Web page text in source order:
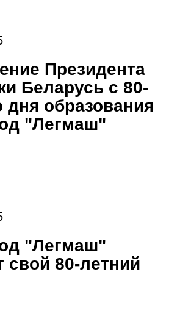
Президента
Беларусь с 80-
дня образования
"Легмаш"
"Легмаш"
свой 80-летний